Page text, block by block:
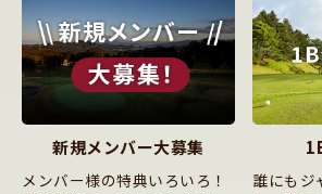
新規メンバー大募集
メンバー様の特典いろいろ！
誰にもジ